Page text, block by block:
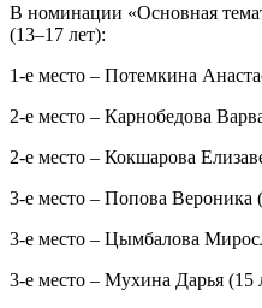
В номинации «Основная
(13–17 лет):
1-е место – Потемкина
2-е место – Карнобедова
2-е место – Кокшарова
3-е место – Попова Вероника
3-е место – Цымбалова
3-е место – Мухина Дарья